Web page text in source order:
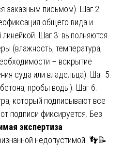
заказным письмом). Шаг 2:
общего вида и
Шаг 3: выполняются
(влажность, температура,
– вскрытие
суда или владельца). Шаг 5:
пробы воды). Шаг 6:
который подписывают все
подписи фиксируется. Без
экспертиза
недопустимой. 👣📝